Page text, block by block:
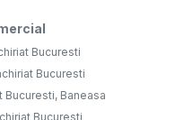
Bucuresti
Bucuresti
Baneasa
Bucuresti